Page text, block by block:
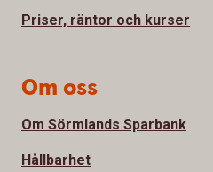
Priser, räntor och kurser
Om oss
Om Sörmlands Sparbank
Hållbarhet